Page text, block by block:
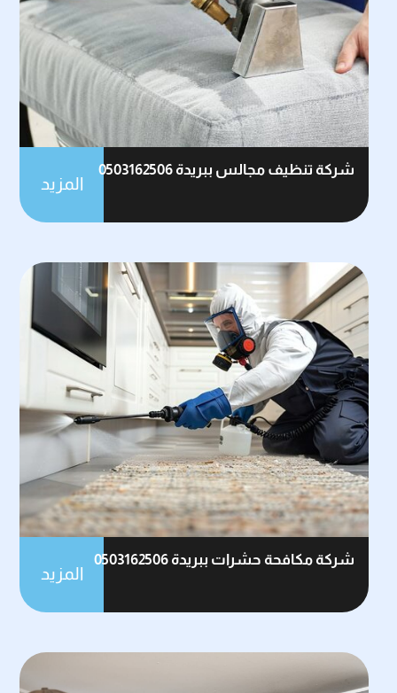
شركة تنظيف مجالس ببريدة 0503162506
المزيد
شركة مكافحة حشرات ببريدة 0503162506
المزيد